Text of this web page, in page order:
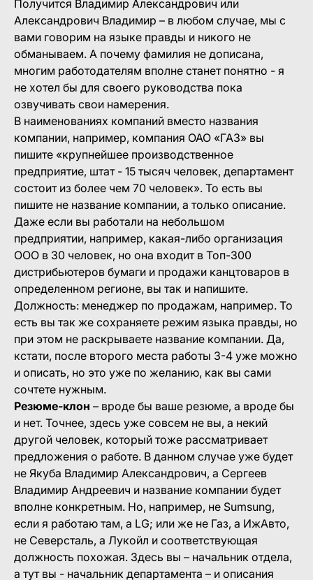
Получится Владимир Александрович или
Александрович Владимир – в любом случае, мы с
вами говорим на языке правды и никого не
обманываем. А почему фамилия не дописана,
многим работодателям вполне станет понятно - я
не хотел бы для своего руководства пока
озвучивать свои намерения.
В наименованиях компаний вместо названия
компании, например, компания ОАО «ГАЗ» вы
пишите «крупнейшее производственное
предприятие, штат - 15 тысяч человек, департамент
состоит из более чем 70 человек». То есть вы
пишите не название компании, а только описание.
Даже если вы работали на небольшом
предприятии, например, какая-либо организация
ООО в 30 человек, но она входит в Топ-300
дистрибьютеров бумаги и продажи канцтоваров в
определенном регионе, вы так и напишите.
Должность: менеджер по продажам, например. То
есть вы так же сохраняете режим языка правды, но
при этом не раскрываете название компании. Да,
кстати, после второго места работы 3-4 уже можно
и описать, но это уже по желанию, как вы сами
сочтете нужным.
Резюме-клон – вроде бы ваше резюме, а вроде бы
и нет. Точнее, здесь уже совсем не вы, а некий
другой человек, который тоже рассматривает
предложения о работе. В данном случае уже будет
не Якуба Владимир Александрович, а Сергеев
Владимир Андреевич и название компании будет
вполне конкретным. Но, например, не Sumsung,
если я работаю там, а LG; или же не Газ, а ИжАвто,
не Северсталь, а Лукойл и соответствующая
должность похожая. Здесь вы – начальник отдела,
а тут вы - начальник департамента – и описания